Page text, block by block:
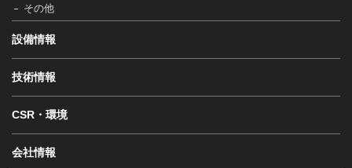
その他
設備情報
技術情報
CSR・環境
会社情報